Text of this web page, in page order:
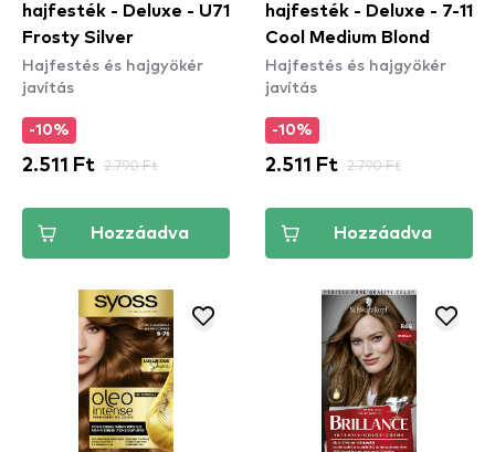
hajfesték - Deluxe - U71
Frosty Silver
Hajfestés és hajgyökér
javítás
-10%
2.511 Ft 2.790 Ft
Hozzáadva
hajfesték - Deluxe - 7-11
Cool Medium Blond
Hajfestés és hajgyökér
javítás
-10%
2.511 Ft 2.790 Ft
Hozzáadva